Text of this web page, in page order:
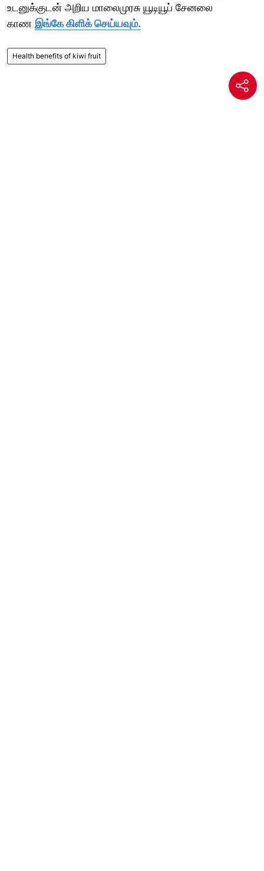
உடனுக்குடன் அறிய மாலைமுரசு யூடியூப் சேனலை
காண இங்கே கிளிக் செய்யவும்.
Health benefits of kiwi fruit